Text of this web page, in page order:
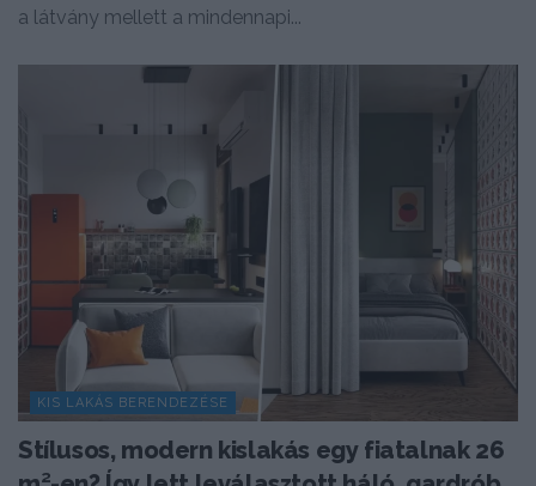
a látvány mellett a mindennapi...
KIS LAKÁS BERENDEZÉSE
Stílusos, modern kislakás egy fiatalnak 26